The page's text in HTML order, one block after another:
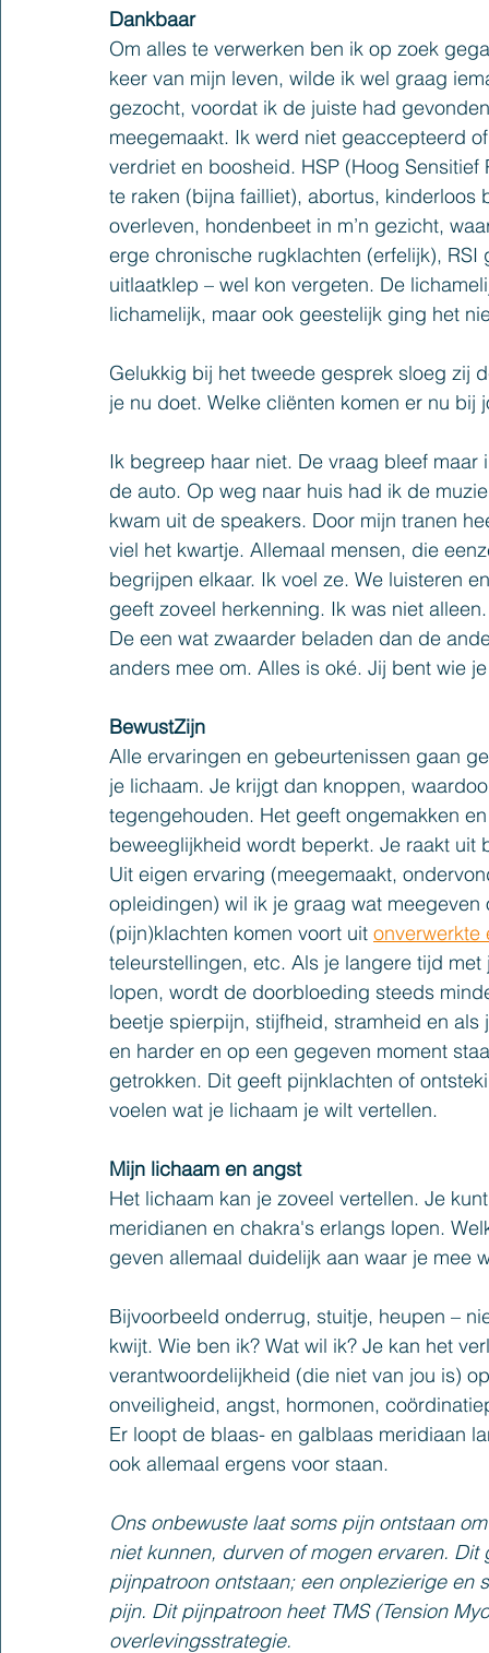
Dankbaar
Om alles te verwerken ben ik op zoek
keer van mijn leven, wilde ik wel graag
gezocht, voordat ik de juiste had
meegemaakt. Ik werd niet geaccepteerd
verdriet en boosheid. HSP (Hoog Sensitief
te raken (bijna failliet), abortus,
overleven, hondenbeet in m’n gezicht,
erge chronische rugklachten (erfelijk),
uitlaatklep – wel kon vergeten. De
lichamelijk, maar ook geestelijk ging het
Gelukkig bij het tweede gesprek sloeg zij
je nu doet. Welke cliënten komen er nu bij
Ik begreep haar niet. De vraag bleef
de auto. Op weg naar huis had ik de
kwam uit de speakers. Door mijn tranen
viel het kwartje. Allemaal mensen, die
begrijpen elkaar. Ik voel ze. We luisteren
geeft zoveel herkenning. Ik was niet alleen
De een wat zwaarder beladen dan de
anders mee om. Alles is oké. Jij bent wie
BewustZijn
Alle ervaringen en gebeurtenissen gaan
je lichaam. Je krijgt dan knoppen,
tegengehouden. Het geeft ongemakken
beweeglijkheid wordt beperkt. Je raakt uit
Uit eigen ervaring (meegemaakt,
opleidingen) wil ik je graag wat
(pijn)klachten komen voort uit onverwerkte
teleurstellingen, etc. Als je langere tijd
lopen, wordt de doorbloeding steeds
beetje spierpijn, stijfheid, stramheid en als
en harder en op een gegeven moment
getrokken. Dit geeft pijnklachten of
voelen wat je lichaam je wilt vertellen.
Mijn lichaam en angst
Het lichaam kan je zoveel vertellen. Je
meridianen en chakra's erlangs lopen. W
geven allemaal duidelijk aan waar je mee
Bijvoorbeeld onderrug, stuitje, heupen –
kwijt. Wie ben ik? Wat wil ik? Je kan het
verantwoordelijkheid (die niet van jou is)
onveiligheid, angst, hormonen,
Er loopt de blaas- en galblaas meridiaan
ook allemaal ergens voor staan.
Ons onbewuste laat soms pijn ontstaan
niet kunnen, durven of mogen ervaren.
pijnpatroon ontstaan; een onplezierige
pijn. Dit pijnpatroon heet TMS (Tension
overlevingsstrategie.